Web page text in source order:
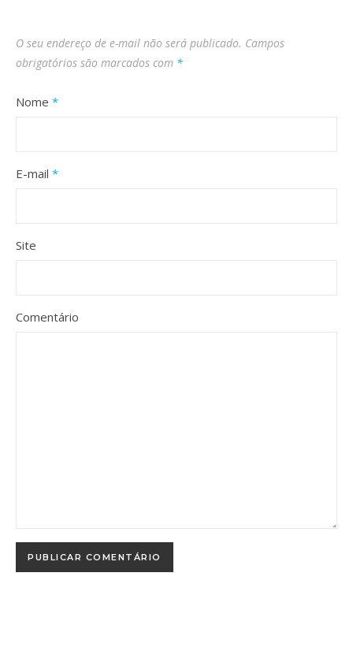
O seu endereço de e-mail não será publicado. Campos
obrigatórios são marcados com *
Nome *
E-mail *
Site
Comentário